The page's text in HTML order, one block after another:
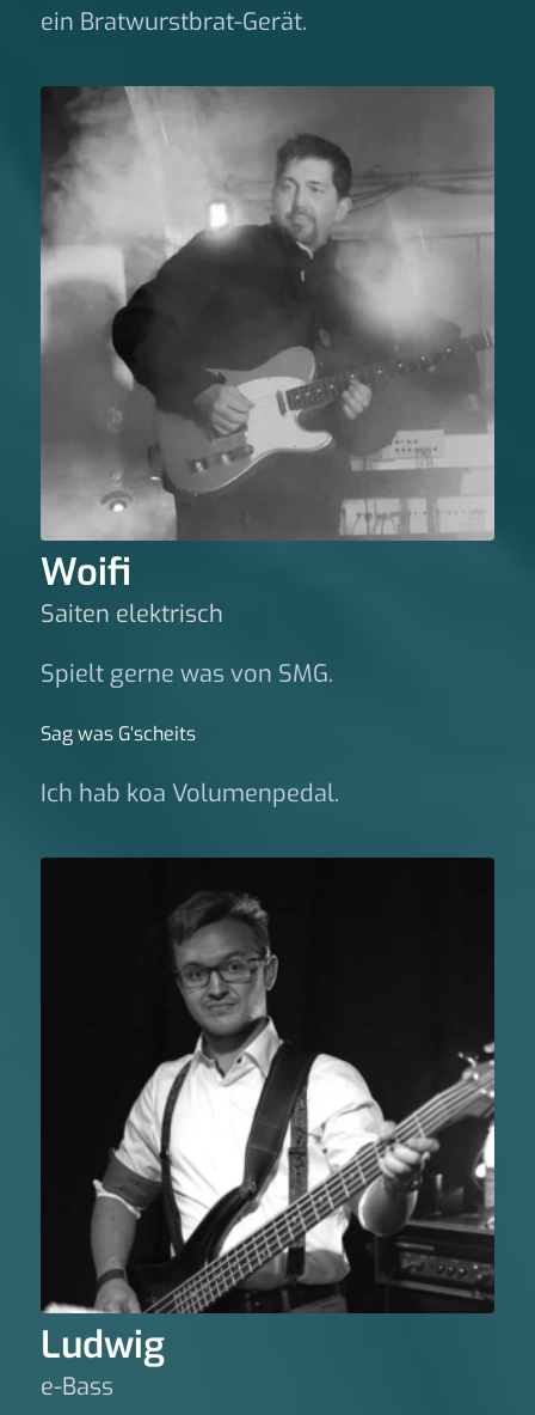
ein Bratwurstbrat-Gerät.
Woifi
Saiten elektrisch
Spielt gerne was von SMG.
Sag was G‘scheits
Ich hab koa Volumenpedal.
Ludwig
e-Bass